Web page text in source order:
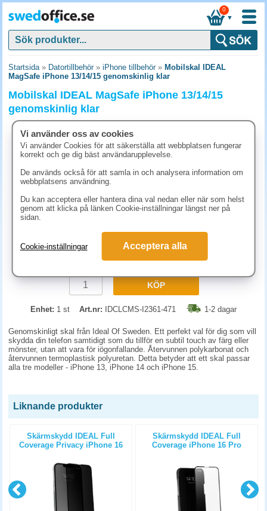
▼
0
Startsida» Datortillbehör» iPhone tillbehör» Mobilskal IDEAL
MagSafe iPhone 13/14/15 genomskinlig klar
Mobilskal IDEAL MagSafe iPhone 13/14/15
genomskinlig klar
323.80 kr (inkl. moms)
KÖP
Enhet: 1 st Art.nr: IDCLCMS-I2361-471 1-2 dagar
Genomskinligt skal från Ideal Of Sweden. Ett perfekt val för dig som vill
skydda din telefon samtidigt som du tillför en subtil touch av färg eller
mönster, utan att vara för iögonfallande. Återvunnen polykarbonat och
återvunnen termoplastisk polyuretan. Detta betyder att ett skal passar
alla tre modeller - iPhone 13, iPhone 14 och iPhone 15.
Liknande produkter
Skärmskydd IDEAL Full
Coverage Privacy iPhone 16
Skärmskydd IDEAL Full
Coverage iPhone 16 Pro
Vi använder oss av cookies
Vi använder Cookies för att säkerställa att webbplatsen fungerar
korrekt och ge dig bäst användarupplevelse.
De används också för att samla in och analysera information om
webbplatsens användning.
Du kan acceptera eller hantera dina val nedan eller när som helst
genom att klicka på länken Cookie-inställningar längst ner på
sidan.
Cookie-inställningar Acceptera alla